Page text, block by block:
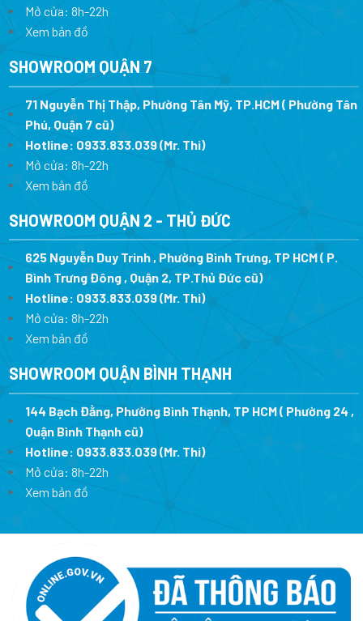
Mở cửa: 8h-22h
Xem bản đồ
SHOWROOM QUẬN 7
71 Nguyễn Thị Thập, Phường Tân Mỹ, TP.HCM ( Phường Tân
Phú, Quận 7 cũ)
Hotline: 0933.833.039(Mr. Thi)
Mở cửa: 8h-22h
Xem bản đồ
SHOWROOM QUẬN 2 - THỦ ĐỨC
625 Nguyễn Duy Trinh , Phường Bình Trưng, TP HCM ( P.
Bình Trưng Đông , Quận 2, TP.Thủ Đức cũ)
Hotline: 0933.833.039(Mr. Thi)
Mở cửa: 8h-22h
Xem bản đồ
SHOWROOM QUẬN BÌNH THẠNH
144 Bạch Đằng, Phường Bình Thạnh, TP HCM ( Phường 24 ,
Quận Bình Thạnh cũ)
Hotline: 0933.833.039(Mr. Thi)
Mở cửa: 8h-22h
Xem bản đồ